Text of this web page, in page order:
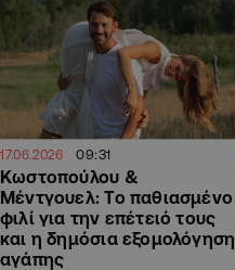
17.06.2026 09:31
Κωστοπούλου &
Μέντγουελ: Το παθιασμένο
φιλί για την επέτειό τους
και η δημόσια εξομολόγηση
αγάπης